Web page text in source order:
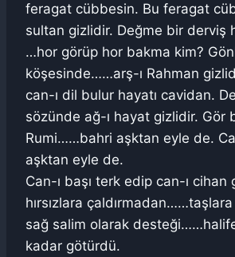
feragat cübbesin. Bu feragat
sultan gizlidir. Değme bir derviş
…hor görüp hor bakma kim?
köşesinde……arş-ı Rahman
can-ı dil bulur hayatı cavidan.
sözünde ağ-ı hayat gizlidir. Gör
Rumi……bahri aşktan eyle de.
aşktan eyle de.
Can-ı başı terk edip can-ı cihan
hırsızlara
sağ salim olarak
kadar götürdü.